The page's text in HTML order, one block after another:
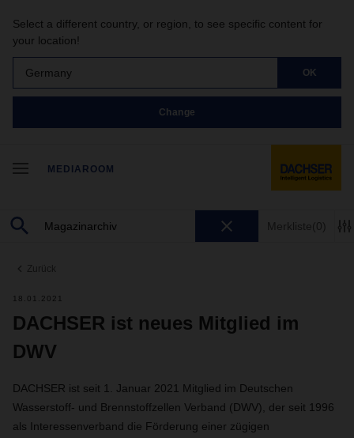
Select a different country, or region, to see specific content for
your location!
Germany OK
Change
MEDIAROOM
Merkliste(0)
Zurück
18.01.2021
DACHSER ist neues Mitglied im
DWV
DACHSER ist seit 1. Januar 2021 Mitglied im Deutschen
Wasserstoff- und Brennstoffzellen Verband (DWV), der seit 1996
als Interessenverband die Förderung einer zügigen